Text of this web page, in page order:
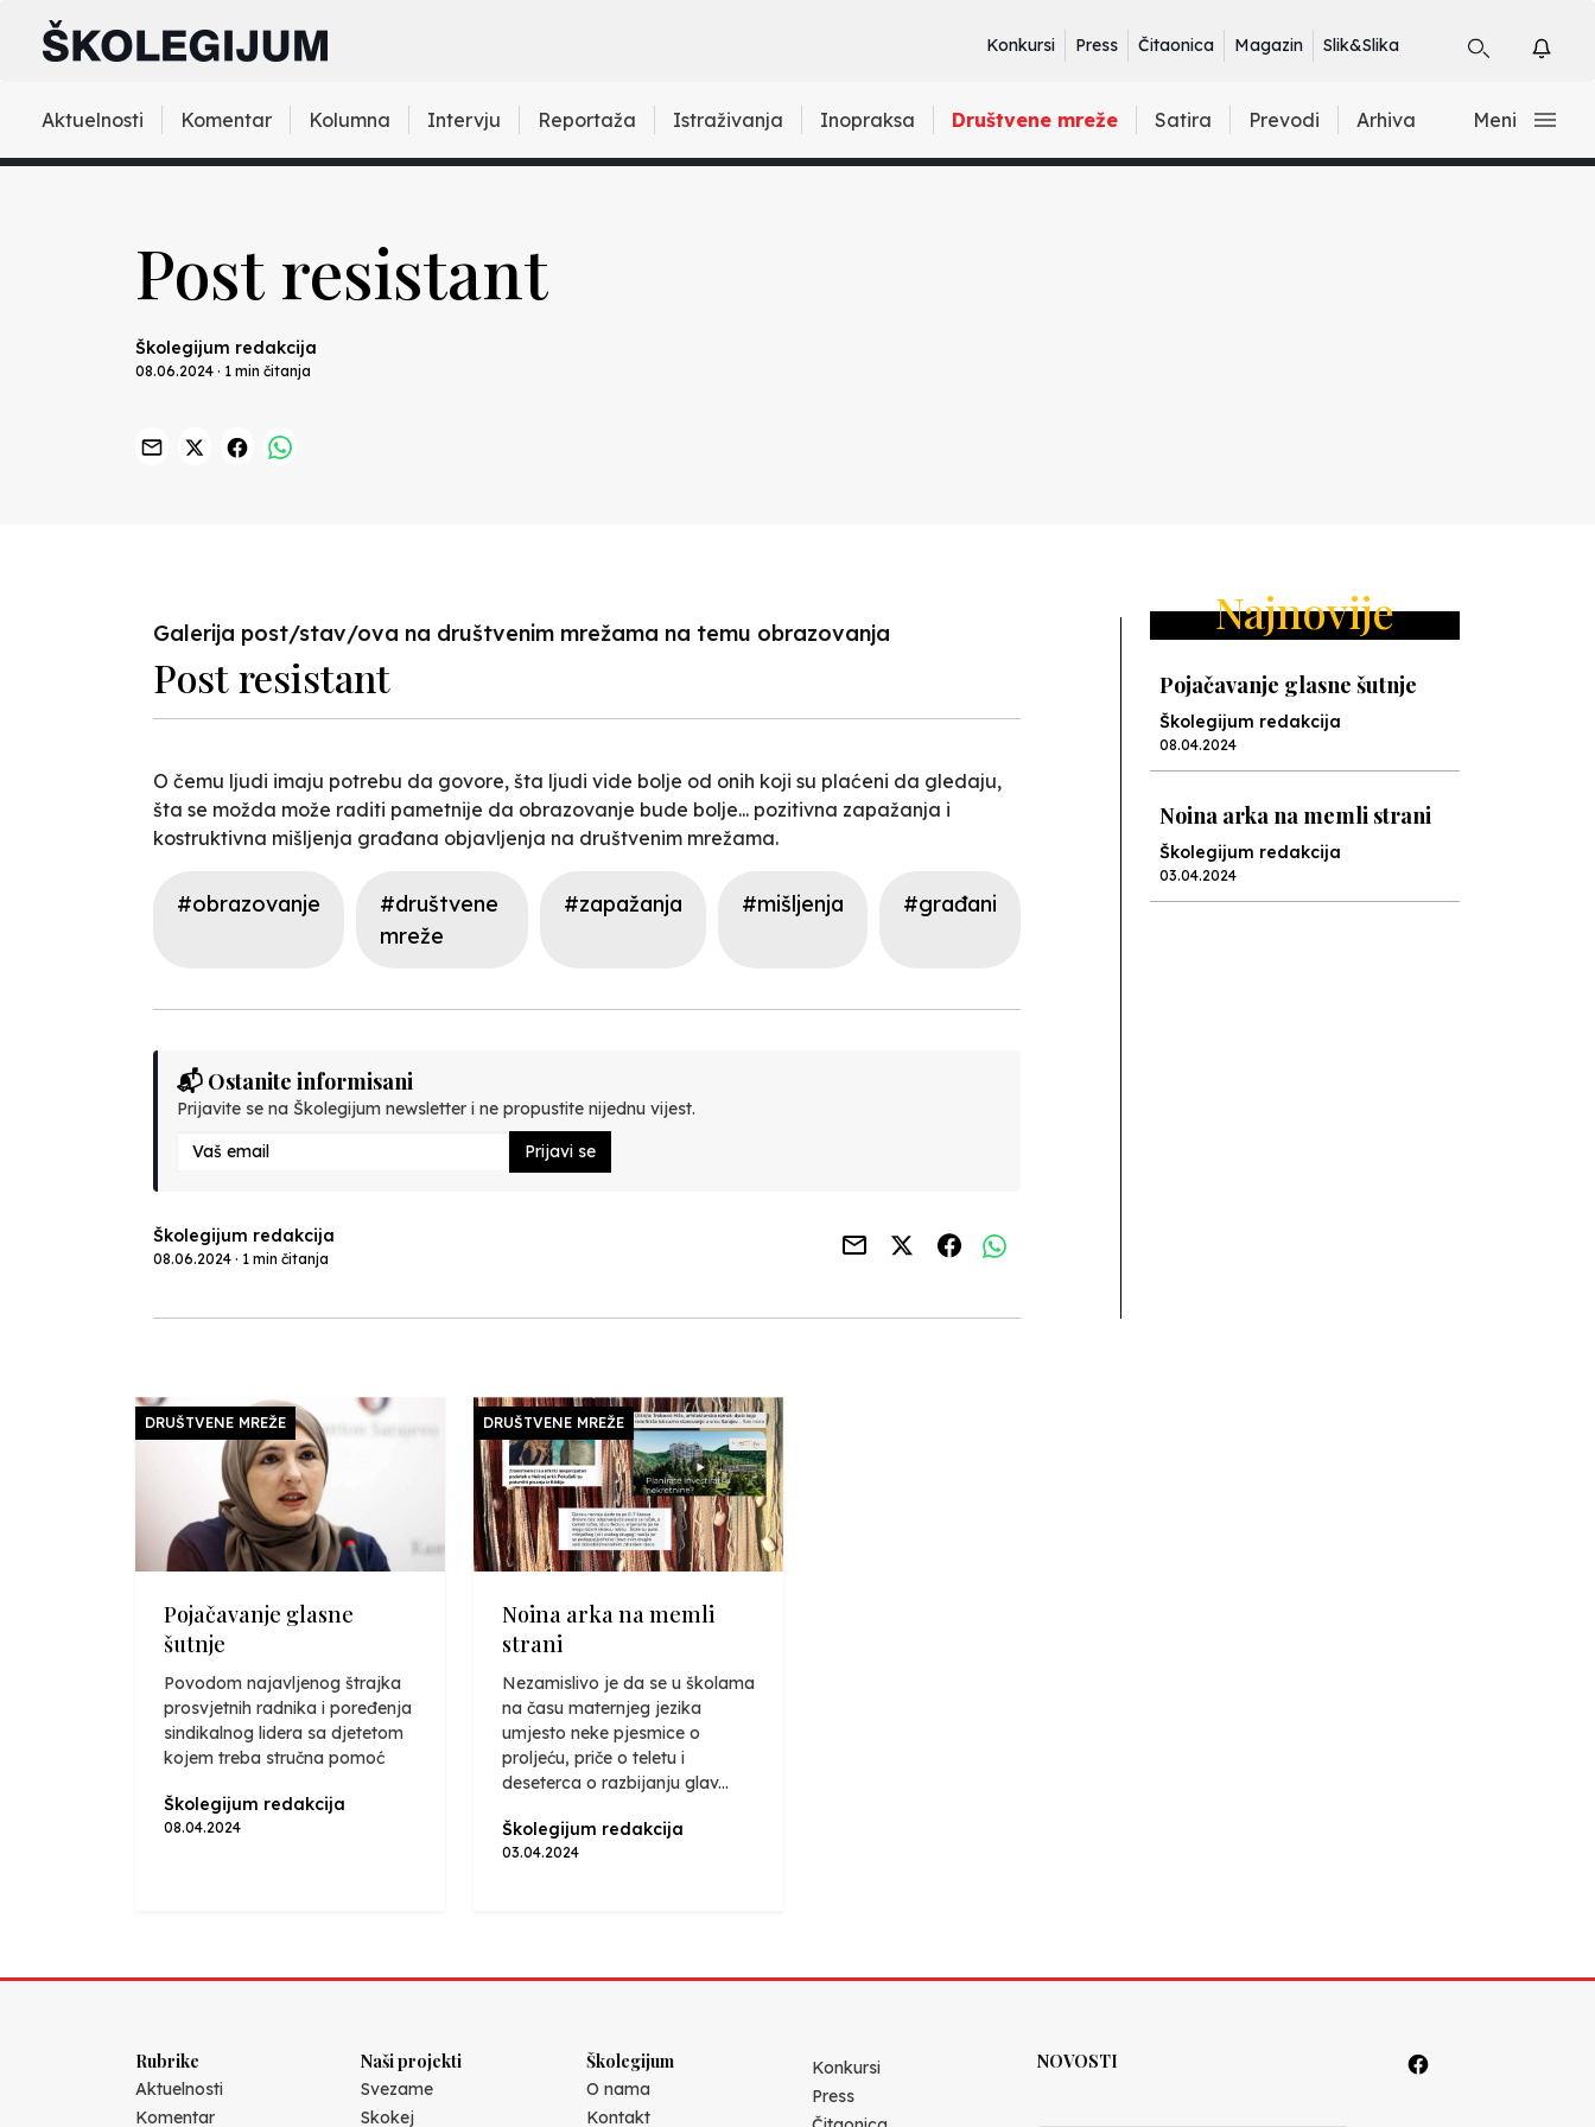
Konkursi Press Čitaonica Magazin Slik&Slika
Aktuelnosti Komentar Kolumna Intervju Reportaža Istraživanja Inopraksa Društvene mreže Satira Prevodi Arhiva Meni
Post resistant
Školegijum redakcija
08.06.2024 · 1 min čitanja
Galerija post/stav/ova na društvenim mrežama na temu obrazovanja
Post resistant
O čemu ljudi imaju potrebu da govore, šta ljudi vide bolje od onih koji su plaćeni da gledaju,
šta se možda može raditi pametnije da obrazovanje bude bolje... pozitivna zapažanja i
kostruktivna mišljenja građana objavljenja na društvenim mrežama.
#obrazovanje
#društvene
mreže
#zapažanja #mišljenja #građani
📬 Ostanite informisani
Prijavite se na Školegijum newsletter i ne propustite nijednu vijest.
Prijavi se
Školegijum redakcija
08.06.2024 · 1 min čitanja
Najnovije
Pojačavanje glasne šutnje
Školegijum redakcija
08.04.2024
Noina arka na memli strani
Školegijum redakcija
03.04.2024
DRUŠTVENE MREŽE
Pojačavanje glasne
šutnje
Povodom najavljenog štrajka
prosvjetnih radnika i poređenja
sindikalnog lidera sa djetetom
kojem treba stručna pomoć
Školegijum redakcija
08.04.2024
DRUŠTVENE MREŽE
Noina arka na memli
strani
Nezamislivo je da se u školama
na času maternjeg jezika
umjesto neke pjesmice o
proljeću, priče o teletu i
deseterca o razbijanju glav...
Školegijum redakcija
03.04.2024
Rubrike
Aktuelnosti
Komentar
Naši projekti
Svezame
Skokej
Školegijum
O nama
Kontakt
Konkursi
Press
NOVOSTI